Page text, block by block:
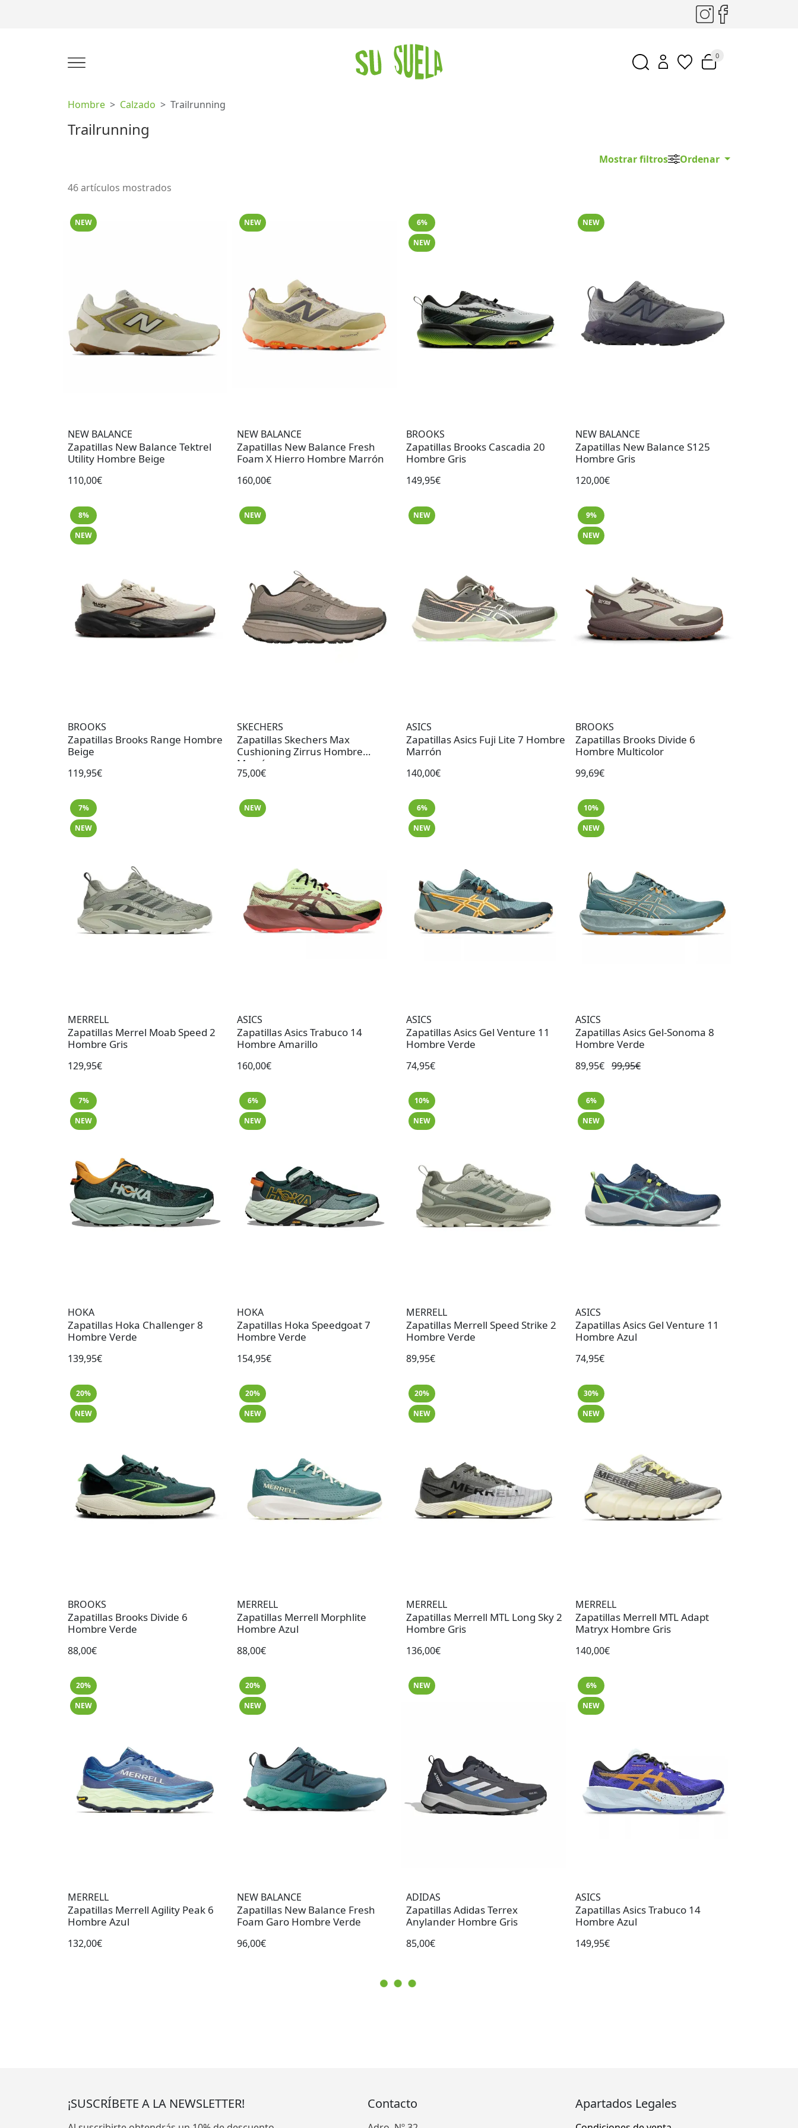
0
Hombre Calzado Trailrunning
Trailrunning
Mostrar filtros Ordenar
46 artículos mostrados
NEW
NEW BALANCE
Zapatillas New Balance Tektrel
Utility Hombre Beige
110,00€
NEW
NEW BALANCE
Zapatillas New Balance Fresh
Foam X Hierro Hombre Marrón
160,00€
6%
NEW
BROOKS
Zapatillas Brooks Cascadia 20
Hombre Gris
149,95€
NEW
NEW BALANCE
Zapatillas New Balance S125
Hombre Gris
120,00€
8%
NEW
BROOKS
Zapatillas Brooks Range Hombre
Beige
119,95€
NEW
SKECHERS
Zapatillas Skechers Max
Cushioning Zirrus Hombre
Marrón
75,00€
NEW
ASICS
Zapatillas Asics Fuji Lite 7 Hombre
Marrón
140,00€
9%
NEW
BROOKS
Zapatillas Brooks Divide 6
Hombre Multicolor
99,69€
7%
NEW
MERRELL
Zapatillas Merrel Moab Speed 2
Hombre Gris
129,95€
NEW
ASICS
Zapatillas Asics Trabuco 14
Hombre Amarillo
160,00€
6%
NEW
ASICS
Zapatillas Asics Gel Venture 11
Hombre Verde
74,95€
10%
NEW
ASICS
Zapatillas Asics Gel-Sonoma 8
Hombre Verde
89,95€ 99,95€
7%
NEW
HOKA
Zapatillas Hoka Challenger 8
Hombre Verde
139,95€
6%
NEW
HOKA
Zapatillas Hoka Speedgoat 7
Hombre Verde
154,95€
10%
NEW
MERRELL
Zapatillas Merrell Speed Strike 2
Hombre Verde
89,95€
6%
NEW
ASICS
Zapatillas Asics Gel Venture 11
Hombre Azul
74,95€
20%
NEW
BROOKS
Zapatillas Brooks Divide 6
Hombre Verde
88,00€
20%
NEW
MERRELL
Zapatillas Merrell Morphlite
Hombre Azul
88,00€
20%
NEW
MERRELL
Zapatillas Merrell MTL Long Sky 2
Hombre Gris
136,00€
30%
NEW
MERRELL
Zapatillas Merrell MTL Adapt
Matryx Hombre Gris
140,00€
20%
NEW
MERRELL
Zapatillas Merrell Agility Peak 6
Hombre Azul
132,00€
20%
NEW
NEW BALANCE
Zapatillas New Balance Fresh
Foam Garo Hombre Verde
96,00€
NEW
ADIDAS
Zapatillas Adidas Terrex
Anylander Hombre Gris
85,00€
6%
NEW
ASICS
Zapatillas Asics Trabuco 14
Hombre Azul
149,95€
¡SUSCRÍBETE A LA NEWSLETTER! Contacto Apartados Legales